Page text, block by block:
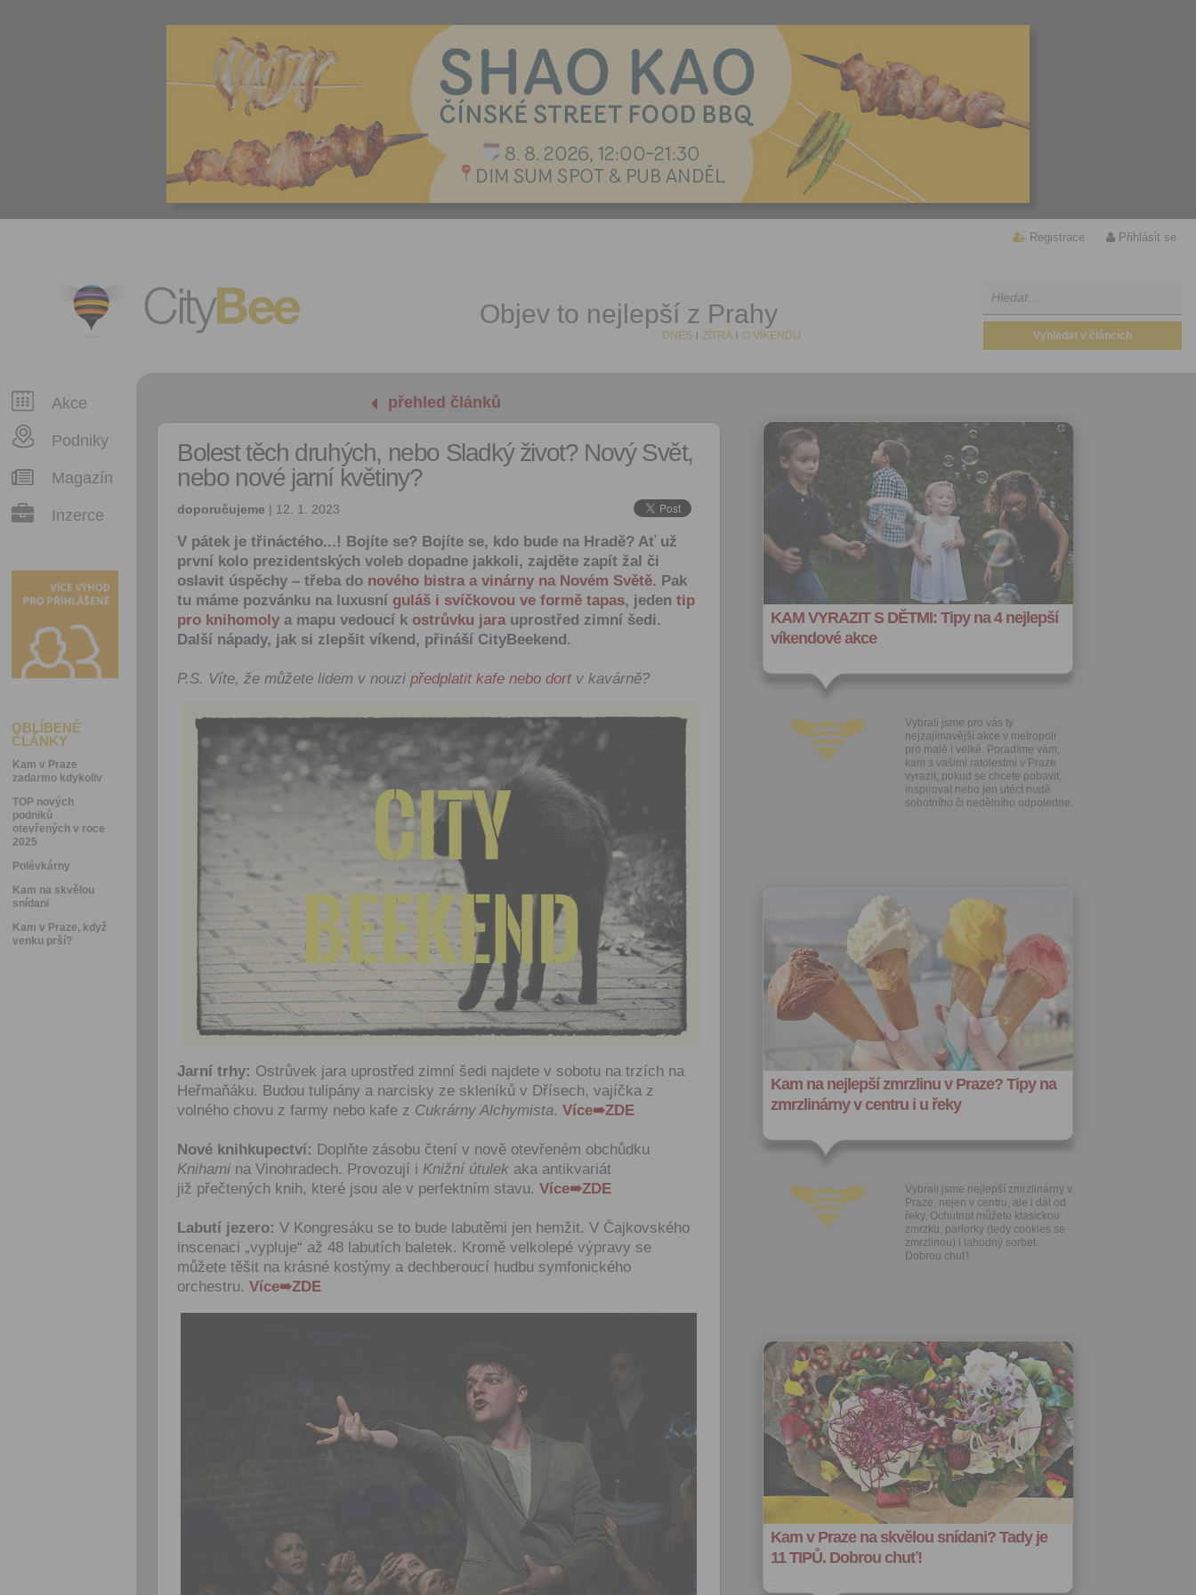
Registrace Přihlásit se
CityBee Objev to nejlepší z Prahy
DNES i ZÍTRA i O VÍKENDU
Akce
Podniky
Magazín
Inzerce
OBLÍBENÉ
ČLÁNKY
Kam v Praze
zadarmo kdykoliv
TOP nových
podniků
otevřených v roce
2025
Polévkárny
Kam na skvělou
snídani
Kam v Praze, když
venku prší?
přehled článků
Bolest těch druhých, nebo Sladký život? Nový Svět,
nebo nové jarní květiny?
doporučujeme | 12. 1. 2023
V pátek je třináctého...! Bojíte se? Bojíte se, kdo bude na Hradě? Ať už
první kolo prezidentských voleb dopadne jakkoli, zajděte zapít žal či
oslavit úspěchy – třeba do nového bistra a vinárny na Novém Světě. Pak
tu máme pozvánku na luxusní guláš i svíčkovou ve formě tapas, jeden tip
pro knihomoly a mapu vedoucí k ostrůvku jarauprostřed zimní šedi.
Další nápady, jak si zlepšit víkend, přináší CityBeekend.
P.S. Víte, že můžete lidem v nouzi předplatit kafe nebo dort v kavárně?
Jarní trhy: Ostrůvek jara uprostřed zimní šedi najdete v sobotu na trzích na
Heřmaňáku. Budou tulipány a narcisky ze skleníků v Dřísech, vajíčka z
volného chovu z farmy nebo kafe z Cukrárny Alchymista. Více➠ZDE
Nové knihkupectví: Doplňte zásobu čtení v nově otevřeném obchůdku
Knihami na Vinohradech. Provozují i Knižní útulek aka antikvariát
již přečtených knih, které jsou ale v perfektním stavu. Více➠ZDE
Labutí jezero: V Kongresáku se to bude labutěmi jen hemžit. V Čajkovského
inscenaci „vypluje“ až 48 labutích baletek. Kromě velkolepé výpravy se
můžete těšit na krásné kostýmy a dechberoucí hudbu symfonického
orchestru. Více➠ZDE
KAM VYRAZIT S DĚTMI: Tipy na 4 nejlepší
víkendové akce
Vybrali jsme pro vás ty
nejzajímavější akce v metropoli
pro malé i velké. Poradíme vám,
kam s vašimi ratolestmi v Praze
vyrazit, pokud se chcete pobavit,
inspirovat nebo jen utéct nudě
sobotního či nedělního odpoledne.
Kam na nejlepší zmrzlinu v Praze? Tipy na
zmrzlinárny v centru i u řeky
Vybrali jsme nejlepší zmrzlinárny v
Praze, nejen v centru, ale i dál od
řeky. Ochutnat můžete klasickou
zmrzku, parlorky (tedy cookies se
zmrzlinou) i lahodný sorbet.
Dobrou chuť!
Kam v Praze na skvělou snídani? Tady je
11 TIPŮ. Dobrou chuť!